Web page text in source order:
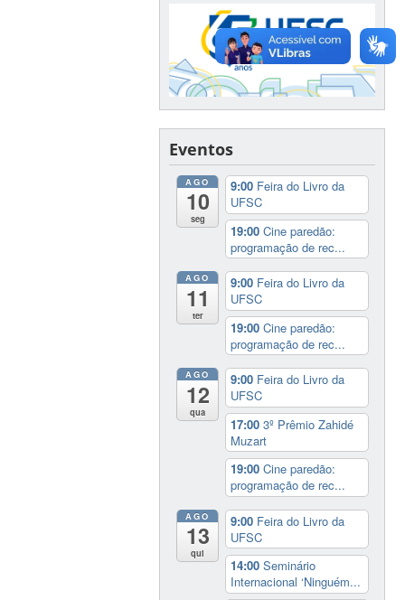
Eventos
AGO
10
seg
9:00 Feira do Livro da
UFSC
19:00Cine paredão:
programação de rec...
AGO
11
ter
9:00 Feira do Livro da
UFSC
19:00Cine paredão:
programação de rec...
AGO
12
qua
9:00 Feira do Livro da
UFSC
17:003º Prêmio Zahidé
Muzart
19:00Cine paredão:
programação de rec...
AGO
13
qui
9:00 Feira do Livro da
UFSC
14:00Seminário
Internacional ‘Ninguém...